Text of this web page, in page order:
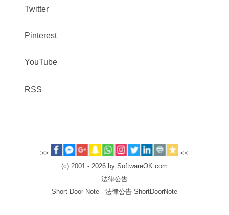
Twitter
Pinterest
YouTube
RSS
>>
<<
(c) 2001 - 2026 by SoftwareOK.com
法律公告
Short-Door-Note - 法律公告 ShortDoorNote